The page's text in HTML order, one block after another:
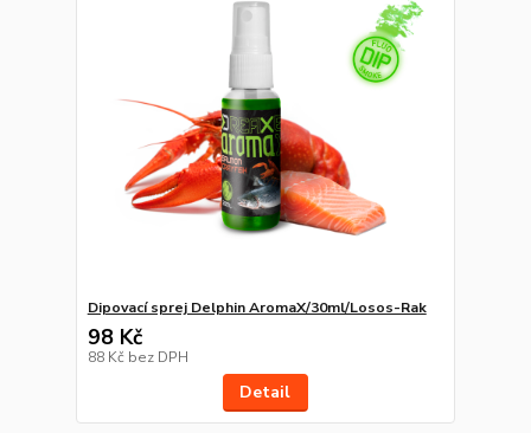
Dipovací sprej Delphin AromaX/30ml/Losos-Rak
98 Kč
88 Kč bez DPH
Detail